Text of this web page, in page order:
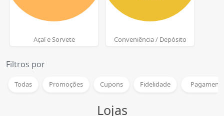
Açaí e Sorvete Conveniência / Depósito
Filtros por
Todas Promoções Cupons Fidelidade
Lojas